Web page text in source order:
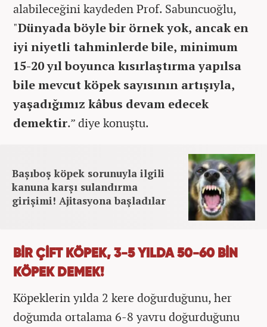
alabileceğini kaydeden Prof. Sabuncuoğlu,
"Dünyada böyle bir örnek yok, ancak en
iyi niyetli tahminlerde bile, minimum
15-20 yıl boyunca kısırlaştırma yapılsa
bile mevcut köpek sayısının artışıyla,
yaşadığımız kâbus devam edecek
demektir.” diye konuştu.
Başıboş köpek sorunuyla ilgili
kanuna karşı sulandırma
girişimi! Ajitasyona başladılar
BİR ÇİFT KÖPEK, 3-5 YILDA 50-60 BİN
KÖPEK DEMEK!
Köpeklerin yılda 2 kere doğurduğunu, her
doğumda ortalama 6-8 yavru doğurduğunu